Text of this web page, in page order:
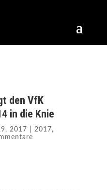
den VfK
in die Knie
2017 2017 ,